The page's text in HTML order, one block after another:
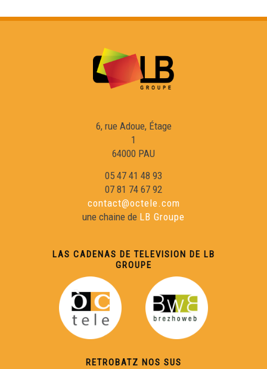
6, rue Adoue, Étage
1
64000 PAU
05 47 41 48 93
07 81 74 67 92
contact@octele.com
une chaine de LB Groupe
LAS CADENAS DE TELEVISION DE LB
GROUPE
RETROBATZ NOS SUS